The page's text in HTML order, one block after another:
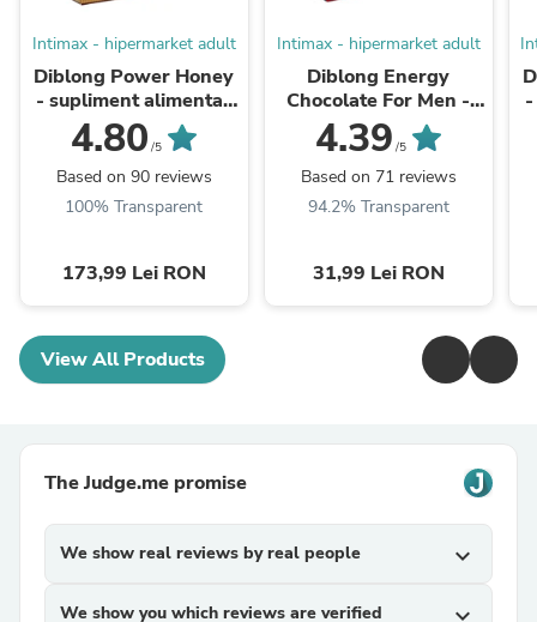
Intimax - hipermarket adult
Diblong Power Honey
- supliment alimentar
pentru adulți cu miere
și asocieri de plante
care susțin ...
4.80 /5
Based on 90 reviews
100% Transparent
173,99 Lei RON
Intimax - hipermarket adult
Diblong Energy
Chocolate For Men -
supliment alimentar
pentru bărbați pe bază
de ciocolată, cu plante
...
4.39 /5
Based on 71 reviews
94.2% Transparent
31,99 Lei RON
View All Products
The Judge.me promise
We show real reviews by real people expand_more
We show you which reviews are verified